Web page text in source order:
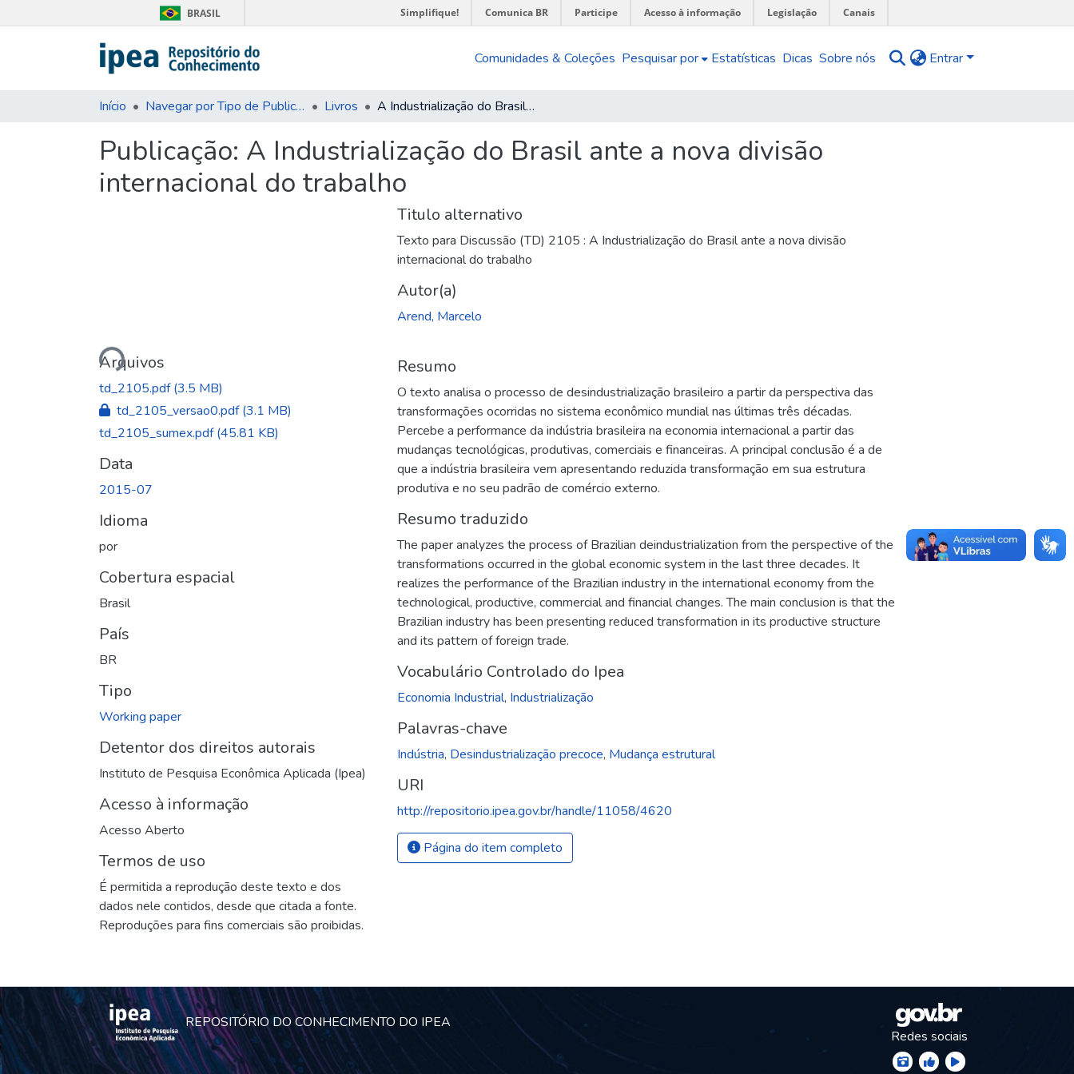
BRASIL Simplifique! Comunica BR Participe Acesso à informação Legislação Canais
Comunidades & Coleções Pesquisar por Estatísticas Dicas Sobre nós Entrar
Início Navegar por Tipo de Publicação Livros A Industrialização do Brasil ante a nova divisão internacional do trabalho
Publicação: A Industrialização do Brasil ante a nova divisão
internacional do trabalho
Carregando...
Arquivos
td_2105.pdf(3.5 MB)
td_2105_versao0.pdf(3.1 MB)
td_2105_sumex.pdf(45.81 KB)
Data
2015-07
Idioma
por
Cobertura espacial
Brasil
País
BR
Tipo
Working paper
Detentor dos direitos autorais
Instituto de Pesquisa Econômica Aplicada (Ipea)
Acesso à informação
Acesso Aberto
Termos de uso
É permitida a reprodução deste texto e dos
dados nele contidos, desde que citada a fonte.
Reproduções para fins comerciais são proibidas.
Titulo alternativo
Texto para Discussão (TD) 2105 : A Industrialização do Brasil ante a nova divisão
internacional do trabalho
Autor(a)
Arend, Marcelo
Resumo
O texto analisa o processo de desindustrialização brasileiro a partir da perspectiva das
transformações ocorridas no sistema econômico mundial nas últimas três décadas.
Percebe a performance da indústria brasileira na economia internacional a partir das
mudanças tecnológicas, produtivas, comerciais e financeiras. A principal conclusão é a de
que a indústria brasileira vem apresentando reduzida transformação em sua estrutura
produtiva e no seu padrão de comércio externo.
Resumo traduzido
The paper analyzes the process of Brazilian deindustrialization from the perspective of the
transformations occurred in the global economic system in the last three decades. It
realizes the performance of the Brazilian industry in the international economy from the
technological, productive, commercial and financial changes. The main conclusion is that the
Brazilian industry has been presenting reduced transformation in its productive structure
and its pattern of foreign trade.
Vocabulário Controlado do Ipea
Economia Industrial, Industrialização
Palavras-chave
Indústria, Desindustrialização precoce, Mudança estrutural
URI
http://repositorio.ipea.gov.br/handle/11058/4620
Página do item completo
REPOSITÓRIO DO CONHECIMENTO DO IPEA
Redes sociais